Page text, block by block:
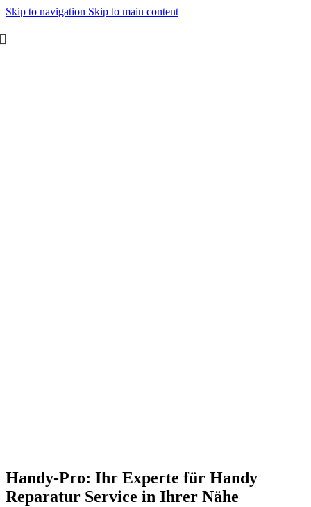
Skip to navigation Skip to main content
Handy-Pro: Ihr Experte für Handy
Reparatur Service in Ihrer Nähe